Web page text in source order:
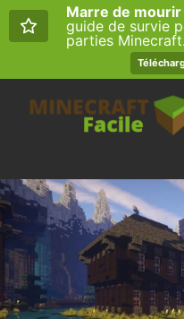
Marre de
guide de survie
parties Minecraft.